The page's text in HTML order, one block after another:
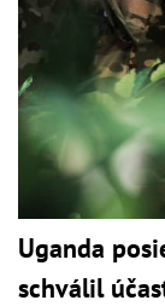
Uganda
schválil